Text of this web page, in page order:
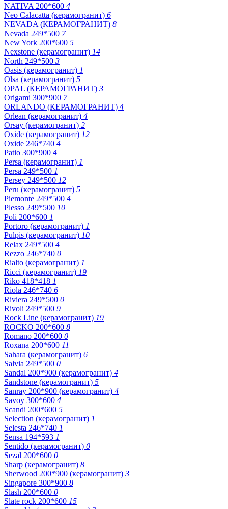
NATIVA 200*600 4
Neo Calacatta (керамогранит) 6
NEVADA (КЕРАМОГРАНИТ) 8
Nevada 249*500 7
New York 200*600 5
Nexstone (керамогранит) 14
North 249*500 3
Oasis (керамогранит) 1
Olsa (керамогранит) 5
OPAL (КЕРАМОГРАНИТ) 3
Origami 300*900 7
ORLANDO (КЕРАМОГРАНИТ) 4
Orlean (керамогранит) 4
Orsay (керамогранит) 2
Oxide (керамогранит) 12
Oxide 246*740 4
Patio 300*900 4
Persa (керамогранит) 1
Persa 249*500 1
Persey 249*500 12
Peru (керамогранит) 5
Piemonte 249*500 4
Plesso 249*500 10
Poli 200*600 1
Portoro (керамогранит) 1
Pulpis (керамогранит) 10
Relax 249*500 4
Rezzo 246*740 0
Rialto (керамогранит) 1
Ricci (керамогранит) 19
Riko 418*418 1
Riola 246*740 6
Riviera 249*500 0
Rivoli 249*500 9
Rock Line (керамогранит) 19
ROCKO 200*600 8
Romano 200*600 0
Roxana 200*600 11
Sahara (керамогранит) 6
Salvia 249*500 0
Sandal 200*900 (керамогранит) 4
Sandstone (керамогранит) 5
Sanray 200*900 (керамогранит) 4
Savoy 300*600 4
Scandi 200*600 5
Selection (керамогранит) 1
Selesta 246*740 1
Sensa 194*593 1
Sentido (керамогранит) 0
Sezal 200*600 0
Sharp (керамогранит) 8
Sherwood 200*900 (керамогранит) 3
Singapore 300*900 8
Slash 200*600 0
Slate rock 200*600 15